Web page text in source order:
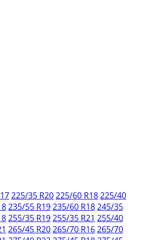
225/35 R20225/60 R18225/40
235/55 R19235/60 R18245/35
255/35 R19255/35 R21 255/40
265/45 R20265/70 R16265/70